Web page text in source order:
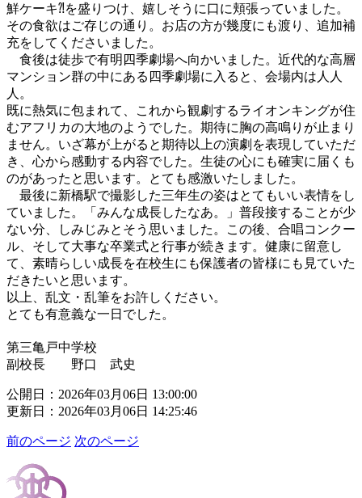
鮮ケーキ⁈を盛りつけ、嬉しそうに口に頬張っていました。
その食欲はご存じの通り。お店の方が幾度にも渡り、追加補
充をしてくださいました。
食後は徒歩で有明四季劇場へ向かいました。近代的な高層
マンション群の中にある四季劇場に入ると、会場内は人人
人。
既に熱気に包まれて、これから観劇するライオンキングが住
むアフリカの大地のようでした。期待に胸の高鳴りが止まり
ません。いざ幕が上がると期待以上の演劇を表現していただ
き、心から感動する内容でした。生徒の心にも確実に届くも
のがあったと思います。とても感激いたしました。
最後に新橋駅で撮影した三年生の姿はとてもいい表情をし
ていました。「みんな成長したなあ。」普段接することが少
ない分、しみじみとそう思いました。この後、合唱コンクー
ル、そして大事な卒業式と行事が続きます。健康に留意し
て、素晴らしい成長を在校生にも保護者の皆様にも見ていた
だきたいと思います。
以上、乱文・乱筆をお許しください。
とても有意義な一日でした。
第三亀戸中学校
副校長 野口 武史
公開日：2026年03月06日 13:00:00
更新日：2026年03月06日 14:25:46
前のページ 次のページ